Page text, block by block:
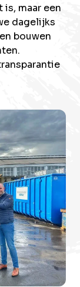
maar een
dagelijks
bouwen